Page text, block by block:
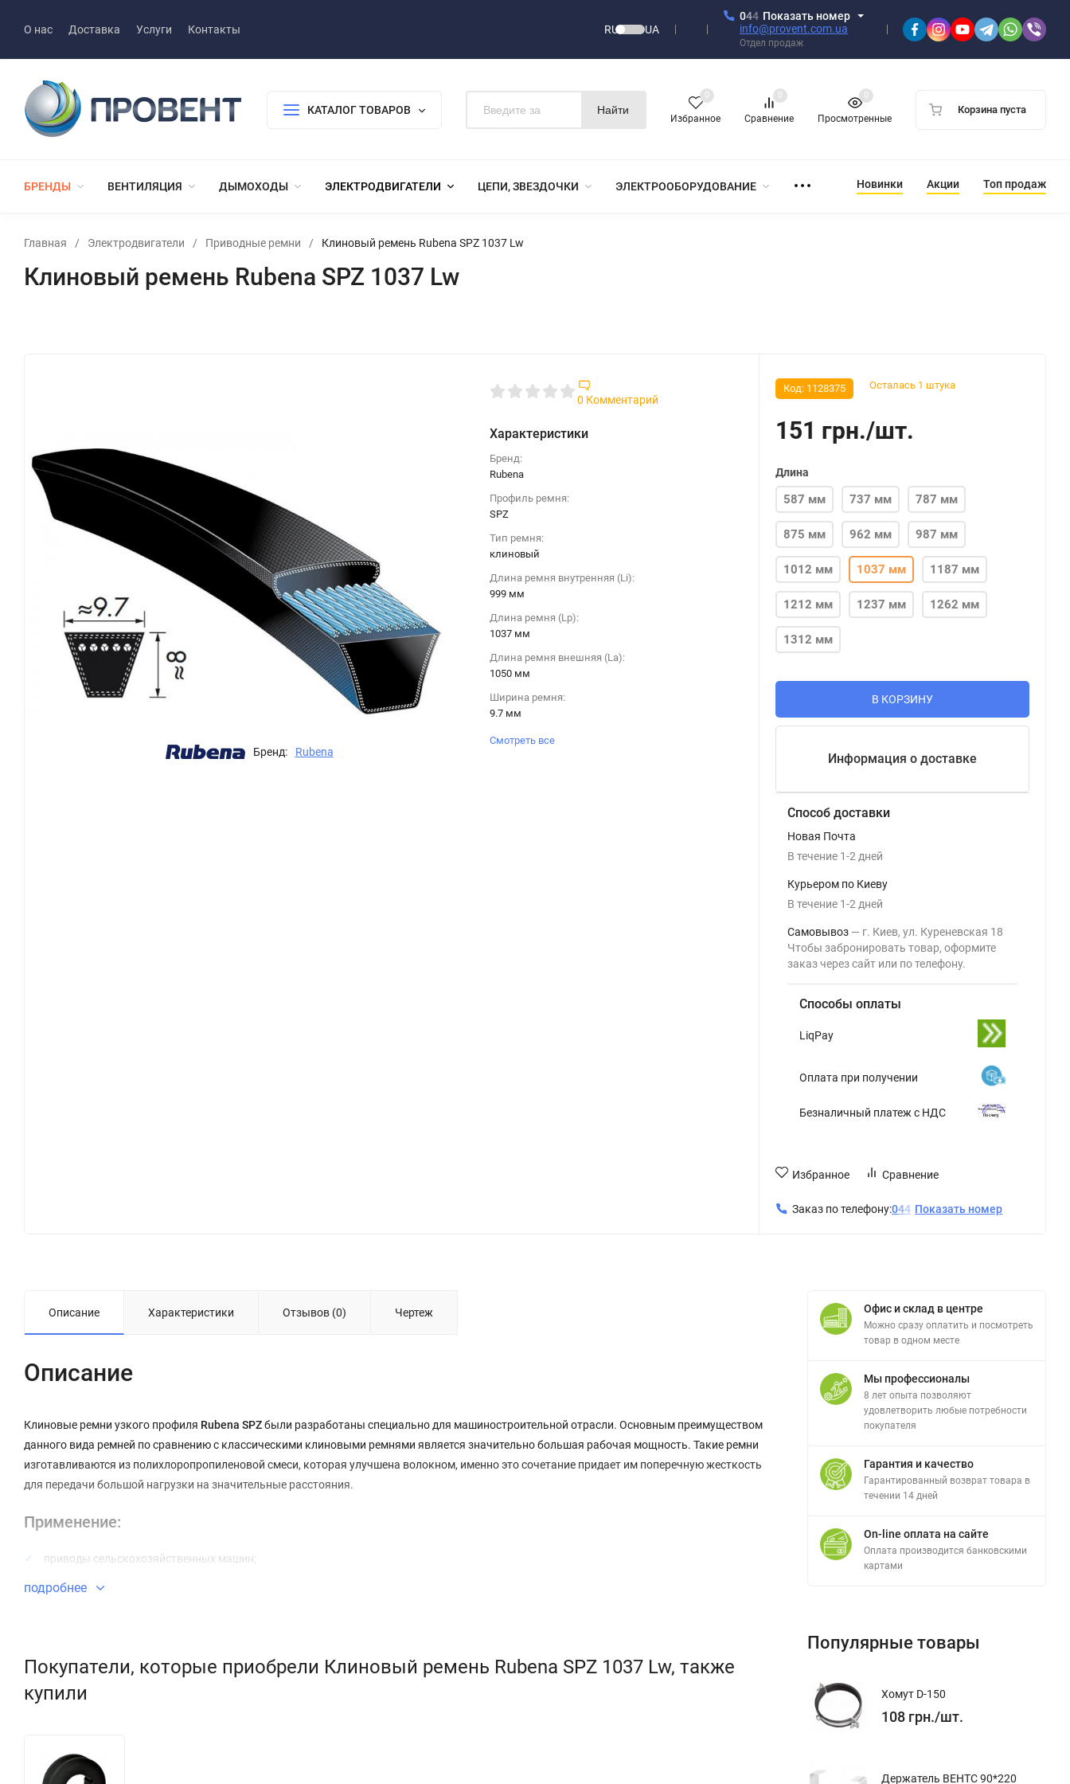
О нас Доставка Услуги Контакты RU UA
044 Показать номер
info@provent.com.ua
Отдел продаж
КАТАЛОГ ТОВАРОВ Найти
Избранное
0
Сравнение
0
Просмотренные
0
Корзина пуста
БРЕНДЫ ВЕНТИЛЯЦИЯ ДЫМОХОДЫ ЭЛЕКТРОДВИГАТЕЛИ ЦЕПИ, ЗВЕЗДОЧКИ ЭЛЕКТРООБОРУДОВАНИЕ Новинки Акции Топ продаж
Главная / Электродвигатели / Приводные ремни / Клиновый ремень Rubena SPZ 1037 Lw
Клиновый ремень Rubena SPZ 1037 Lw
Бренд: Rubena
0 Комментарий
Характеристики
Бренд:
Rubena
Профиль ремня:
SPZ
Тип ремня:
клиновый
Длина ремня внутренняя (Li):
999 мм
Длина ремня (Lp):
1037 мм
Длина ремня внешняя (La):
1050 мм
Ширина ремня:
9.7 мм
Смотреть все
Осталась 1 штука
Код: 1128375
151 грн./шт.
Длина
587 мм 737 мм 787 мм
875 мм 962 мм 987 мм
1012 мм 1037 мм 1187 мм
1212 мм 1237 мм 1262 мм
1312 мм
В КОРЗИНУ
Информация о доставке
Способ доставки
Новая Почта
В течение 1-2 дней
Курьером по Киеву
В течение 1-2 дней
Самовывоз
г. Киев, ул. Куреневская 18
Чтобы забронировать товар, оформите
заказ через сайт или по телефону.
Способы оплаты
LiqPay
Оплата при получении
Безналичный платеж с НДС
Избранное Сравнение
Заказ по телефону:044 Показать номер
Описание Характеристики Отзывов (0) Чертеж
Описание
Клиновые ремни узкого профиля Rubena SPZбыли разработаны специально для машиностроительной отрасли. Основным преимуществом
данного вида ремней по сравнению с классическими клиновыми ремнями является значительно большая рабочая мощность. Такие ремни
изготавливаются из полихлоропропиленовой смеси, которая улучшена волокном, именно это сочетание придает им поперечную жесткость
для передачи большой нагрузки на значительные расстояния.
Применение:
приводы сельскохозяйственных машин;
приводы промышленного оборудования;
автомобилестроение;
конструкции с наружным натяжением малого диаметра;
Конструкция:
подробнее
Покупатели, которые приобрели Клиновый ремень Rubena SPZ 1037 Lw, также
купили
Офис и склад в центре
Можно сразу оплатить и посмотреть
товар в одном месте
Мы профессионалы
8 лет опыта позволяют
удовлетворить любые потребности
покупателя
Гарантия и качество
Гарантированный возврат товара в
течении 14 дней
On-line оплата на сайте
Оплата производится банковскими
картами
Популярные товары
Хомут D-150
108 грн./шт.
Держатель ВЕНТС 90*220